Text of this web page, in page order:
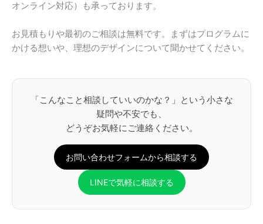
オンライン対応）も承っております。
お見積もりや最初のご相談は無料です。まずはプログラムに
かける想いや、理想のデザインについて聞かせてください。
「こんなこと相談していいのかな？」という小さな
疑問や不安でも、
どうぞお気軽にご連絡ください。
お問い合わせフォームから相談する
LINEで気軽に相談する